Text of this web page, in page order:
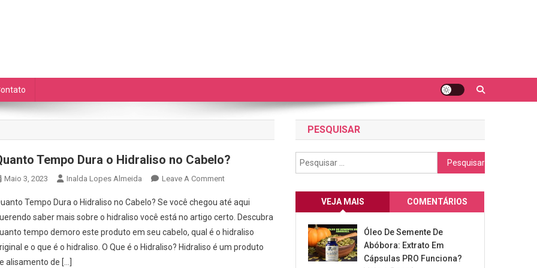
Tempo Dura o Hidraliso no Cabelo?
Maio 3, 2023 Inalda Lopes Almeida Leave A CommentOn
Tempo
Dura
O
Hidraliso
Tempo Dura o Hidraliso no Cabelo? Se você chegou até aqui
saber mais sobre o hidraliso você está no artigo certo. Descubra
tempo demoro este produto em seu cabelo, qual é o hidraliso
e o que é o hidraliso. O Que é o Hidraliso? Hidraliso é um produto
alisamento de […]
PESQUISAR
Pesquisar
por:
VEJA MAIS COMENTÁRIOS
Óleo De Semente De
Abóbora: Extrato Em
Cápsulas PRO Funciona?